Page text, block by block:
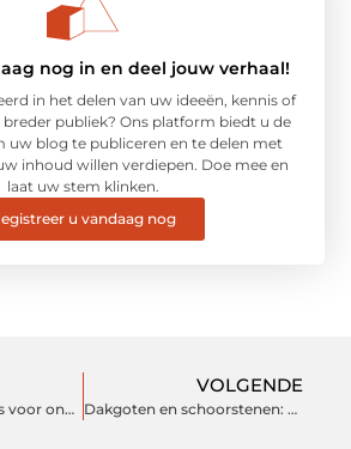
nog in en deel jouw verhaal!
in het delen van uw ideeën, kennis of
publiek? Ons platform biedt u de
uw blog te publiceren en te delen met
inhoud willen verdiepen. Doe mee en
laat uw stem klinken.
u vandaag nog
Innovatieve laptops voor onderwijs: jouw slimme keuze
VOLGENDE
Dakgoten en schoorstenen: kleine delen, grote impact